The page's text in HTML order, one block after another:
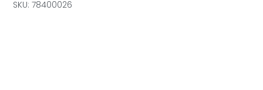
SKU: 78400026